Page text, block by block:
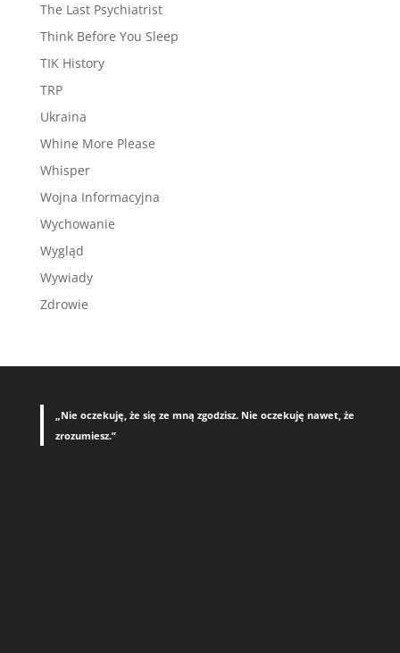
The Last Psychiatrist
Think Before You Sleep
TIK History
TRP
Ukraina
Whine More Please
Whisper
Wojna Informacyjna
Wychowanie
Wygląd
Wywiady
Zdrowie
„Nie oczekuję, że się ze mną zgodzisz. Nie oczekuję nawet, że
zrozumiesz.”